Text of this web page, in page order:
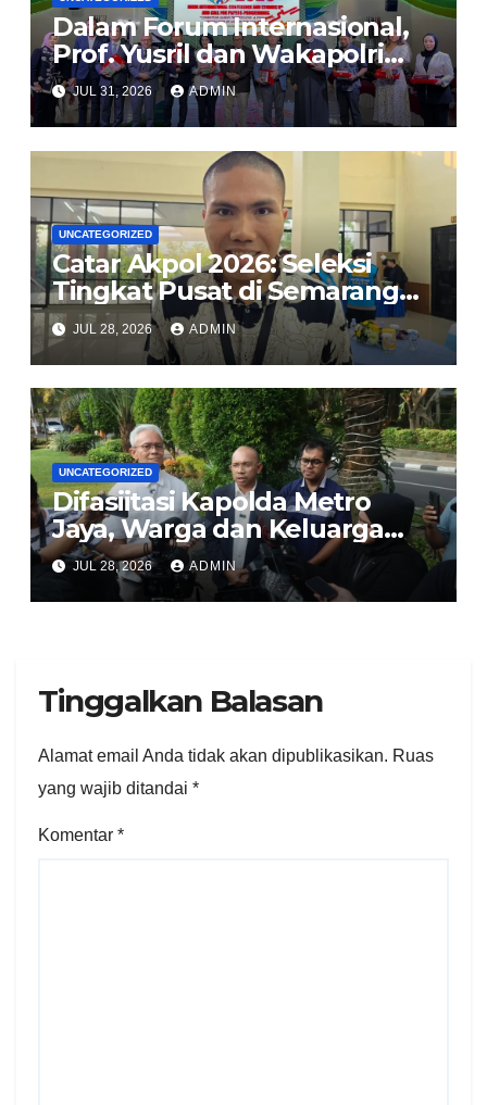
Dalam Forum Internasional,
Prof. Yusril dan Wakapolri
Serukan Penguatan
Kerangka Hukum Global
Lindungi Perempuan dan
Anak dari TPPO
JUL 31, 2026 ADMIN
UNCATEGORIZED
Catar Akpol 2026: Seleksi
Tingkat Pusat di Semarang
Usung Prinsip BETAH, Polri
Komitmen Rekrutmen Bersih
dan Transparan
JUL 28, 2026 ADMIN
UNCATEGORIZED
Difasiitasi Kapolda Metro
Jaya, Warga dan Keluarga
Korban Imbau Jaga
Kondusivitas
JUL 28, 2026 ADMIN
Tinggalkan Balasan
Alamat email Anda tidak akan dipublikasikan. Ruas
yang wajib ditandai *
Komentar *